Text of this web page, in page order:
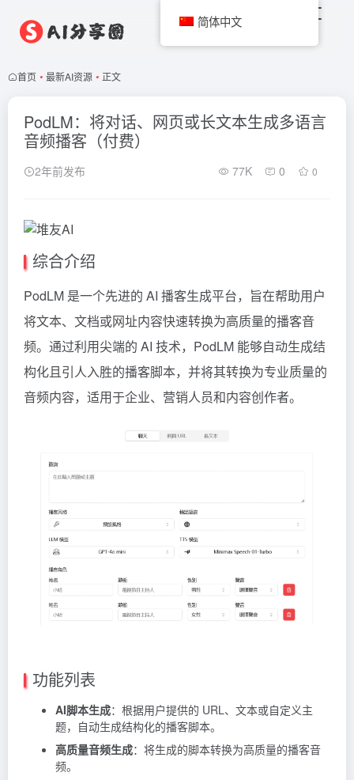
首页 • 最新AI资源 • 正文
PodLM：将对话、网页或长文本生成多语言
音频播客（付费）
2年前发布 77K 0 0
综合介绍
PodLM 是一个先进的 AI 播客生成平台，旨在帮助用户
将文本、文档或网址内容快速转换为高质量的播客音
频。通过利用尖端的 AI 技术，PodLM 能够自动生成结
构化且引人入胜的播客脚本，并将其转换为专业质量的
音频内容，适用于企业、营销人员和内容创作者。
功能列表
AI脚本生成：根据用户提供的 URL、文本或自定义主
题，自动生成结构化的播客脚本。
高质量音频生成：将生成的脚本转换为高质量的播客音
频。
简体中文